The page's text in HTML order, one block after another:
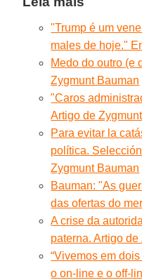
"Trump é um
males de hoje."
Medo do outro (e
Zygmunt Bauman
"Caros
Artigo de
Para evitar la
política.
Zygmunt Bauman
Bauman: "As
das ofertas do
A crise da
paterna. Artigo
“Vivemos em
o on-line e o off-